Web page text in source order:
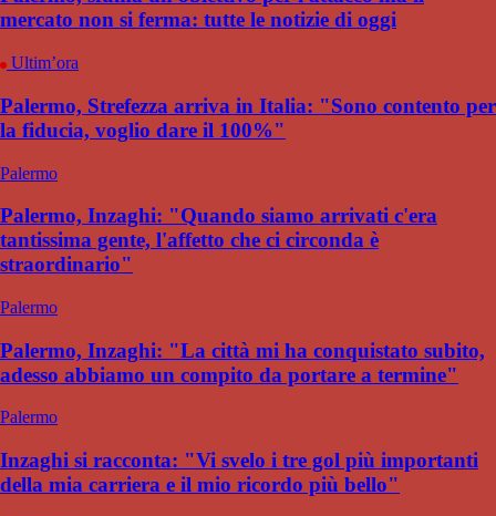
mercato non si ferma: tutte le notizie di oggi
Ultim’ora
Palermo, Strefezza arriva in Italia: "Sono contento per
la fiducia, voglio dare il 100%"
Palermo
Palermo, Inzaghi: "Quando siamo arrivati c'era
tantissima gente, l'affetto che ci circonda è
straordinario"
Palermo
Palermo, Inzaghi: "La città mi ha conquistato subito,
adesso abbiamo un compito da portare a termine"
Palermo
Inzaghi si racconta: "Vi svelo i tre gol più importanti
della mia carriera e il mio ricordo più bello"